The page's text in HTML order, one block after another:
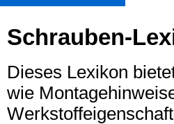
Schrauben-
Dieses Lexikon
wie